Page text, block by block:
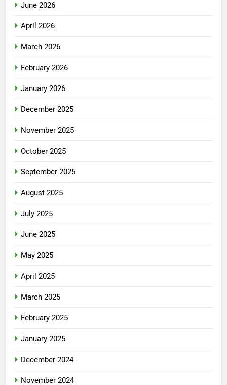
June 2026
April 2026
March 2026
February 2026
January 2026
December 2025
November 2025
October 2025
September 2025
August 2025
July 2025
June 2025
May 2025
April 2025
March 2025
February 2025
January 2025
December 2024
November 2024